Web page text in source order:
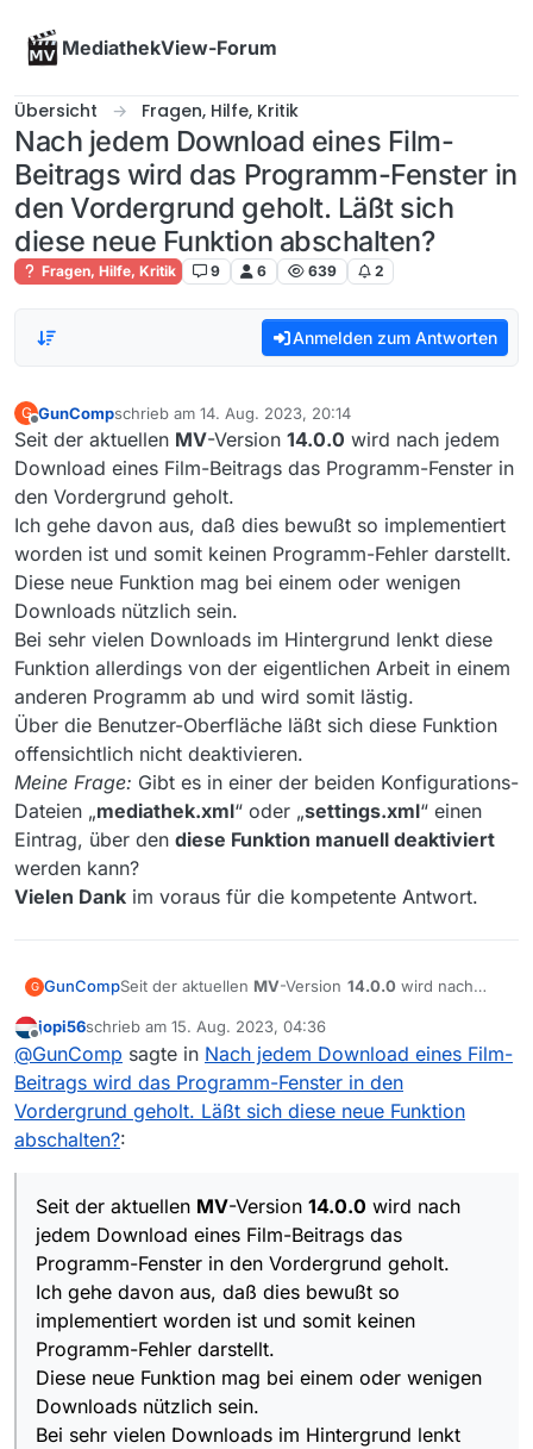
MediathekView-Forum
Übersicht Fragen, Hilfe, Kritik
Nach jedem Download eines Film-
Beitrags wird das Programm-Fenster in
den Vordergrund geholt. Läßt sich
diese neue Funktion abschalten?
Fragen, Hilfe, Kritik 9 6 639 2
Anmelden zum Antworten
G
Offline
GunCompschrieb am 14. Aug. 2023, 20:14
zuletzt editiert von
Seit der aktuellen MV-Version 14.0.0 wird nach jedem
Download eines Film-Beitrags das Programm-Fenster in
den Vordergrund geholt.
Ich gehe davon aus, daß dies bewußt so implementiert
worden ist und somit keinen Programm-Fehler darstellt.
Diese neue Funktion mag bei einem oder wenigen
Downloads nützlich sein.
Bei sehr vielen Downloads im Hintergrund lenkt diese
Funktion allerdings von der eigentlichen Arbeit in einem
anderen Programm ab und wird somit lästig.
Über die Benutzer-Oberfläche läßt sich diese Funktion
offensichtlich nicht deaktivieren.
Meine Frage: Gibt es in einer der beiden Konfigurations-
Dateien „mediathek.xml“ oder „settings.xml“ einen
Eintrag, über den diese Funktion manuell deaktiviert
werden kann?
Vielen Dank im voraus für die kompetente Antwort.
G GunCompSeit der aktuellen MV-Version 14.0.0 wird nach
Programm-Fenster in den Vordergrund geholt.
Ich gehe davon aus, daß dies bewußt so
implementiert worden ist und somit keinen
Programm-Fehler darstellt.
Diese neue Funktion mag bei einem oder wenigen
Downloads nützlich sein.
Arbeit in einem anderen Programm ab und wird
somit lästig.
Über die Benutzer-Oberfläche läßt sich diese
Funktion offensichtlich nicht deaktivieren.
Meine Frage: Gibt es in einer der beiden
Konfigurations-Dateien „ mediathek.xml
„settings.xml“ einen Eintrag, über den
Funktion manuell deaktiviertwerden kann?
im voraus für die kompetente Antwort.
Offline
jopi56schrieb am 15. Aug. 2023, 04:36
zuletzt editiert von
@GunComp sagte in Nach jedem Download eines Film-
Beitrags wird das Programm-Fenster in den
Vordergrund geholt. Läßt sich diese neue Funktion
abschalten?:
Seit der aktuellen MV-Version 14.0.0 wird nach
jedem Download eines Film-Beitrags das
Programm-Fenster in den Vordergrund geholt.
Ich gehe davon aus, daß dies bewußt so
implementiert worden ist und somit keinen
Programm-Fehler darstellt.
Diese neue Funktion mag bei einem oder wenigen
Downloads nützlich sein.
Bei sehr vielen Downloads im Hintergrund lenkt